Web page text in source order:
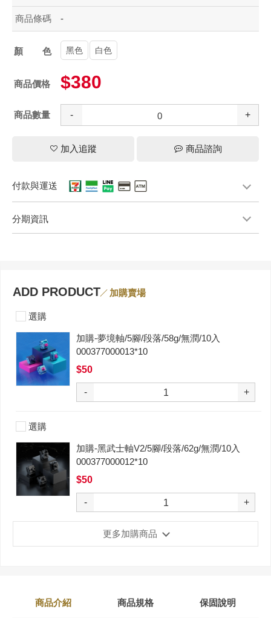
商品條碼 -
顏色黑色 白色
商品價格 $380
商品數量 - +
加入追蹤 商品諮詢
付款與運送
分期資訊
ADD PRODUCT 加購賣場
選購
加購-夢境軸/5腳/段落/58g/無潤/10入
000377000013*10
$50
- +
選購
加購-黑武士軸V2/5腳/段落/62g/無潤/10入
000377000012*10
$50
- +
更多加購商品
商品介紹 商品規格 保固說明